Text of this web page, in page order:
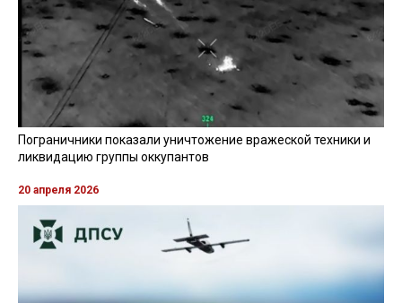
Пограничники показали уничтожение вражеской техники и
ликвидацию группы оккупантов
20 апреля 2026